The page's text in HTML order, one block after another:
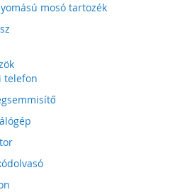
mosó tartozék
telefon